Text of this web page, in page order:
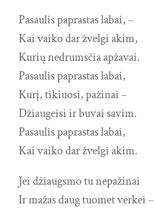
Pasaulis paprastas labai, –
Kai vaiko dar žvelgi akim,
Kurių nedrumsčia apžavai.
Pasaulis paprastas labai,
Kurį, tikiuosi, pažinai –
Džiaugeisi ir buvai savim.
Pasaulis paprastas labai,
Kai vaiko dar žvelgi akim.
Jei džiaugsmo tu nepažinai
Ir mažas daug tuomet verkei –